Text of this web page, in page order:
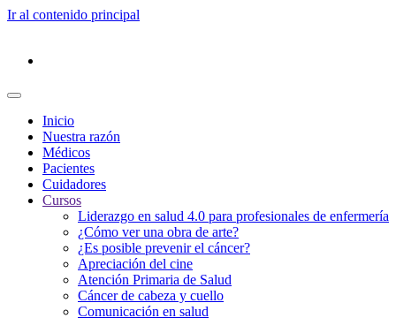
Ir al contenido principal
Inicio
Nuestra razón
Médicos
Pacientes
Cuidadores
Cursos
Liderazgo en salud 4.0 para profesionales de enfermería
¿Cómo ver una obra de arte?
¿Es posible prevenir el cáncer?
Apreciación del cine
Atención Primaria de Salud
Cáncer de cabeza y cuello
Comunicación en salud